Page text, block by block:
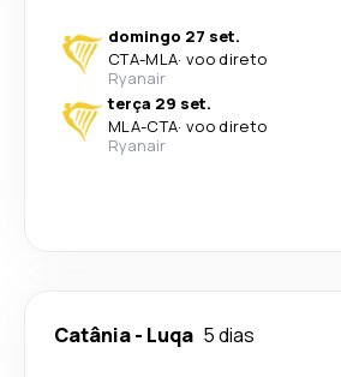
domingo 27 set.
CTA-MLA· voo direto
Ryanair
terça 29 set.
MLA-CTA· voo direto
Ryanair
Catânia- Luqa 5 dias